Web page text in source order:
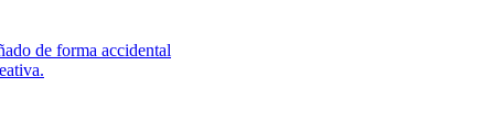
de forma accidental